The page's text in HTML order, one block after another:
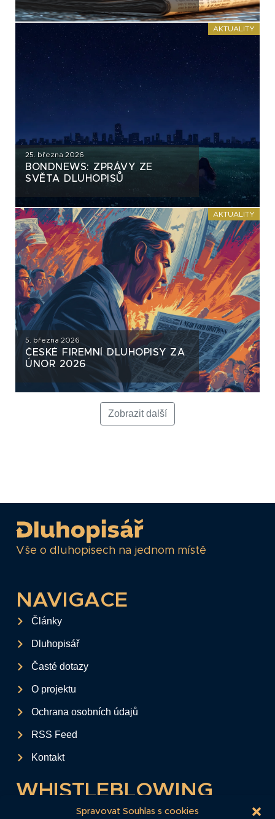
Spravovat Souhlas s cookies
AKTUALITY
25. března 2026
BONDNEWS: ZPRÁVY ZE
SVĚTA DLUHOPISŮ
AKTUALITY
5. března 2026
ČESKÉ FIREMNÍ DLUHOPISY ZA
ÚNOR 2026
Zobrazit další
Vše o dluhopisech na jednom místě
NAVIGACE
Články
Dluhopisář
Časté dotazy
O projektu
Ochrana osobních údajů
RSS Feed
Kontakt
WHISTLEBLOWING
Tento formulář slouží k anonymnímu zaslání